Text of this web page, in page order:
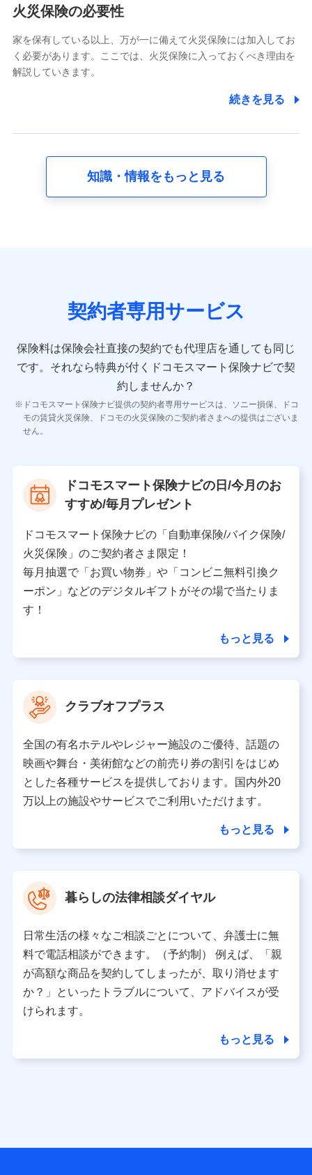
電話対応の品質向上およびお問合せ内容の正確な把握のため
6.採用応募者の個人情報
採用選考および入社手続を実施するため
8.取引先個人情報
取引先としての選定業務、営業情報の提供業務、契約締結手
10.受託業務の 個人情報
11.マイカー通勤管理クラウド並びに法人向けASPサー
ビスに関してのお問い合わせ情報
各種お問い合わせに対応するため
当社のサービスに関する情報提供や、皆様に有用なお知らせ
をお送りするため
当社の対応品質向上やお問い合わせ内容の正確な把握のため
個人情報保護管理者の職名、連絡先
〒103-0013 東京都中央区日本橋人形町2-14-10 アー
バンネット日本橋ビル 3F
株式会社ドコモ・インシュアランス
個人情報の第三者提供について
当社は利用目的の達成に必要な範囲内において個人情報
の取り扱いの全部または一部を委託する場合がありま
す。
個人データの共同利用
当社は株式会社NTTドコモとの間で、以下のとおり個
人データを共同利用します。
氏名、電話番号、メールアドレス、お客さまの識別子、属
性、連絡先、dポイントサービスのご利用に関する情報。例
として、dポイントカード番号、性別、年齢、家族構成、住
所、dポイント残高、dポイント利用履歴などが含まれます。
利用情報
当社又は株式会社NTTドコモが提供する各種サービスなどの
ご契約・ご利用などに関する情報。例として、当社又は株式
会社NTTドコモが提供する各種サービスのご契約状態・ご利
用履歴インターネット利用時の行動に関する情報、アプリケ
ーション利用時の行動に関する情報、購入されたサービスや
当社又は株式会社NTTドコモが提供する保険関連サービスに
火災保険の必要性
家を保有している以上、万が一に備えて火災保険には加入してお
く必要があります。ここでは、火災保険に入っておくべき理由を
解説していきます。
続きを見る
知識・情報をもっと見る
契約者専用サービス
保険料は保険会社直接の契約でも代理店を通しても同じ
です。 それなら特典が付くドコモスマート保険ナビで契
約しませんか？
ドコモスマート保険ナビ提供の契約者専用サービスは、ソニー損保、ドコ
モの賃貸火災保険、ドコモの火災保険のご契約者さまへの提供はございま
せん。
ドコモスマート保険ナビの日/今月のお
すすめ/毎月プレゼント
ドコモスマート保険ナビの「自動車保険/バイク保険/
火災保険」のご契約者さま限定！
毎月抽選で「お買い物券」や「コンビニ無料引換ク
ーポン」などのデジタルギフトがその場で当たりま
す！
もっと見る
クラブオフプラス
全国の有名ホテルやレジャー施設のご優待、話題の
映画や舞台・美術館などの前売り券の割引をはじめ
とした各種サービスを提供しております。国内外20
万以上の施設やサービスでご利用いただけます。
もっと見る
暮らしの法律相談ダイヤル
日常生活の様々なご相談ごとについて、弁護士に無
料で電話相談ができます。（予約制） 例えば、「親
が高額な商品を契約してしまったが、取り消せます
か？」といったトラブルについて、アドバイスが受
けられます。
もっと見る